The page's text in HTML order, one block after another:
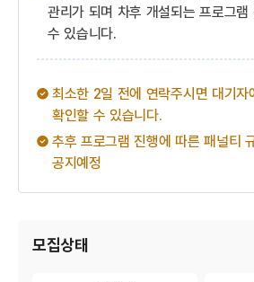
관리가 되며 차후 개설되는 프로그램
수 있습니다.
최소한 2일 전에 연락주시면 대기자
확인할 수 있습니다.
추후 프로그램 진행에 따른 패널티
공지예정
모집상태